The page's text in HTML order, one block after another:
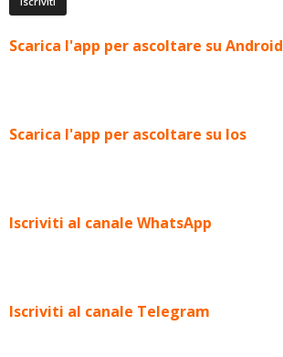
Scarica l'app per ascoltare su Android
Scarica l'app per ascoltare su Ios
Iscriviti al canale WhatsApp
Iscriviti al canale Telegram